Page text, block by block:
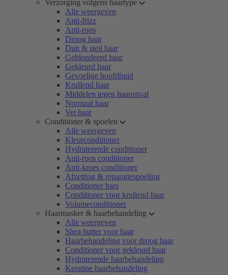
Verzorging volgens haartype
Alle weergeven
Anti-frizz
Anti-roos
Droog haar
Dun & steil haar
Geblondeerd haar
Gekleurd haar
Gevoelige hoofdhuid
Krullend haar
Middelen tegen haaruitval
Normaal haar
Vet haar
Conditioner & spoelen
Alle weergeven
Kleurconditioner
Hydraterende conditioner
Anti-roos conditioner
Anti-kroes conditioner
Afzetting & reparatiespoeling
Conditioner bars
Conditioner voor krullend haar
Volumeconditioner
Haarmasker & haarbehandeling
Alle weergeven
Shea butter voor haar
Haarbehandeling voor droog haar
Conditioner voor gekleurd haar
Hydraterende haarbehandeling
Keratine haarbehandeling